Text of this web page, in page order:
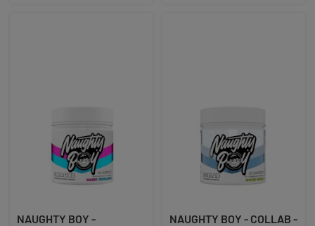
NAUGHTY BOY -
NAUGHTY BOY - COLLAB -